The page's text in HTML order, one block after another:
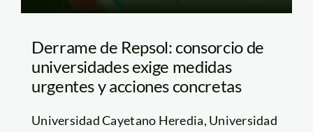
Derrame de Repsol: consorcio de
universidades exige medidas
urgentes y acciones concretas
Universidad Cayetano Heredia, Universidad